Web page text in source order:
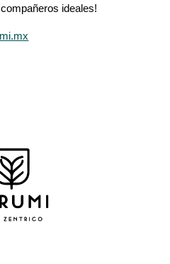
ideales!